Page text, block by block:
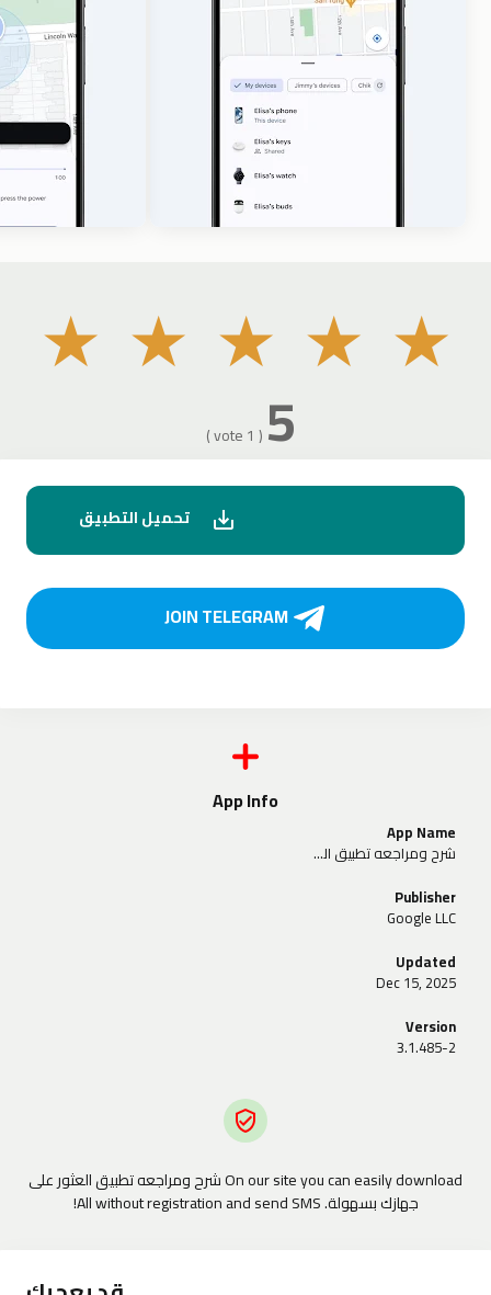
★ ★ ★ ★ ★
5
( 1 vote )
تحميل التطبيق
JOIN TELEGRAM
App Info
App Name
شرح ومراجعه تطبيق العثور على جهازك بسهولة
Publisher
Google LLC
Updated
Dec 15, 2025
Version
3.1.485-2
On our site you can easily download شرح ومراجعه تطبيق العثور على
جهازك بسهولة. All without registration and send SMS!